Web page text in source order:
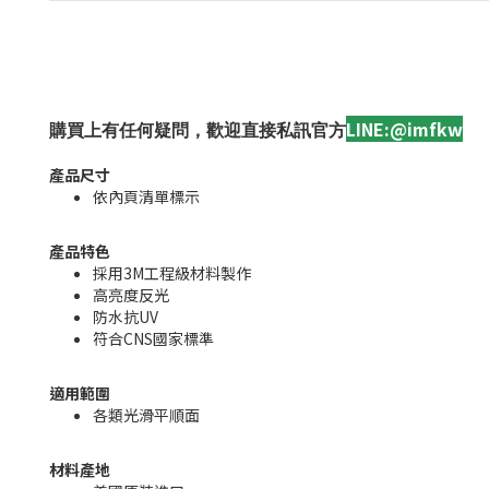
購買上有任何疑問，歡迎直接私訊官方LINE:@imfkw
產品尺寸
依內頁清單標示
產品特色
採用3M工程級材料製作
高亮度反光
防水抗UV
符合CNS國家標準
適用範圍
各類光滑平順面
材料產地